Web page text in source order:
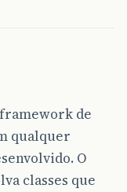
de
qualquer
O
classes que